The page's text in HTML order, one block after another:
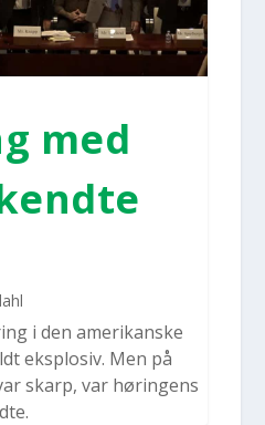
med
i den ame­ri­kan­ske
eks­plo­siv. Men på
skarp, var hørin­gens